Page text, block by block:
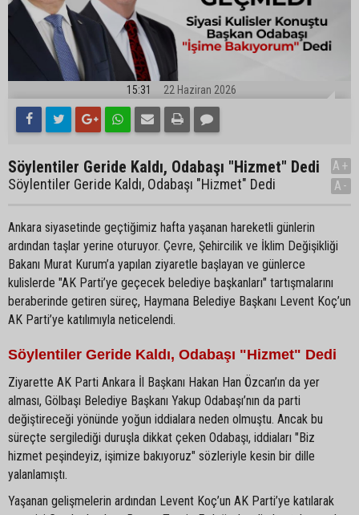
15:31 22 Haziran 2026
Söylentiler Geride Kaldı, Odabaşı "Hizmet" Dedi
Söylentiler Geride Kaldı, Odabaşı "Hizmet" Dedi
A+
A-
Ankara siyasetinde geçtiğimiz hafta yaşanan hareketli günlerin
ardından taşlar yerine oturuyor. Çevre, Şehircilik ve İklim Değişikliği
Bakanı Murat Kurum’a yapılan ziyaretle başlayan ve günlerce
kulislerde "AK Parti’ye geçecek belediye başkanları" tartışmalarını
beraberinde getiren süreç, Haymana Belediye Başkanı Levent Koç’un
AK Parti’ye katılımıyla neticelendi.
Söylentiler Geride Kaldı, Odabaşı "Hizmet" Dedi
Ziyarette AK Parti Ankara İl Başkanı Hakan Han Özcan’ın da yer
alması, Gölbaşı Belediye Başkanı Yakup Odabaşı’nın da parti
değiştireceği yönünde yoğun iddialara neden olmuştu. Ancak bu
süreçte sergilediği duruşla dikkat çeken Odabaşı, iddiaları "Biz
hizmet peşindeyiz, işimize bakıyoruz" sözleriyle kesin bir dille
yalanlamıştı.
Yaşanan gelişmelerin ardından Levent Koç’un AK Parti’ye katılarak